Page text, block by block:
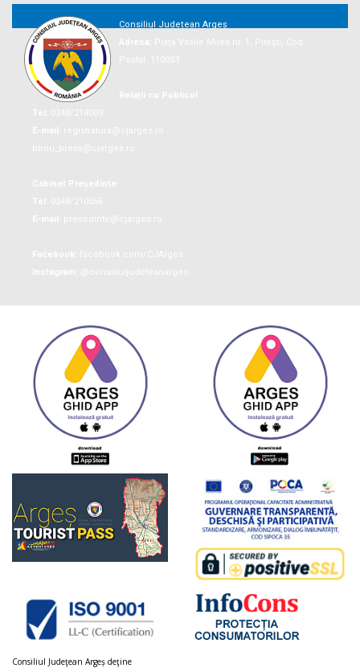
Consiliul Județean Argeș
Consiliul Judeţean Argeș deţine